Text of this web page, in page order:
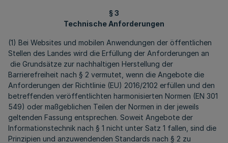
§ 3
Technische Anforderungen
(1) Bei Websites und mobilen Anwendungen der öffentlichen
Stellen des Landes wird die Erfüllung der Anforderungen an
die Grundsätze zur nachhaltigen Herstellung der
Barrierefreiheit nach § 2 vermutet, wenn die Angebote die
Anforderungen der Richtlinie (EU) 2016/2102 erfüllen und den
betreffenden veröffentlichten harmonisierten Normen (EN 301
549) oder maßgeblichen Teilen der Normen in der jeweils
geltenden Fassung entsprechen. Soweit Angebote der
Informationstechnik nach § 1 nicht unter Satz 1 fallen, sind die
Prinzipien und anzuwendenden Standards nach § 2 zu